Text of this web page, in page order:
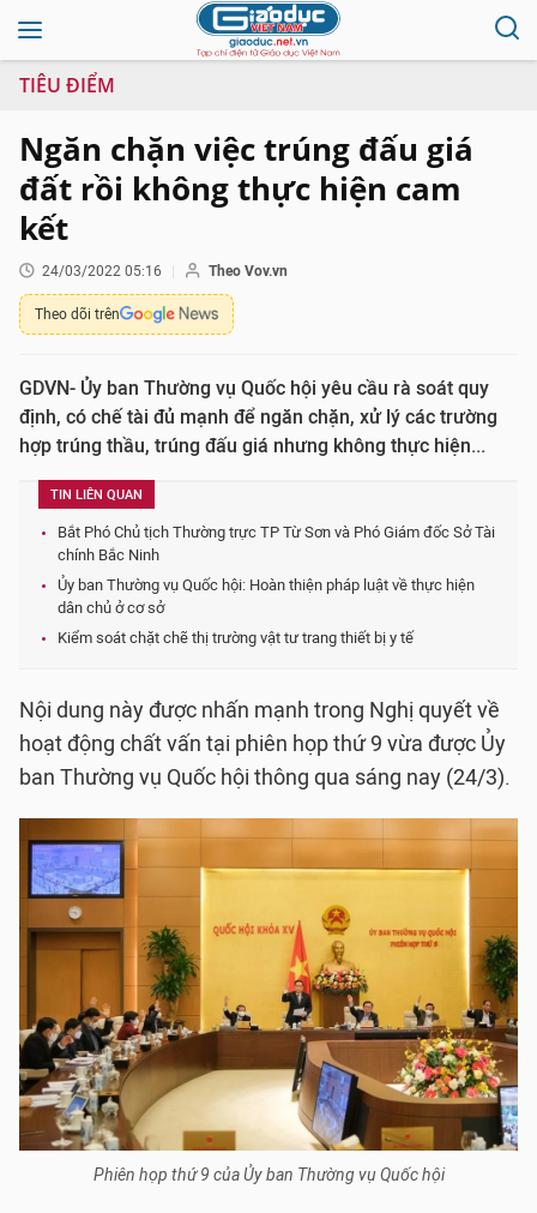
TIÊU ĐIỂM
Ngăn chặn việc trúng đấu giá
đất rồi không thực hiện cam
kết
24/03/2022 05:16 Theo Vov.vn
Theo dõi trên
GDVN- Ủy ban Thường vụ Quốc hội yêu cầu rà soát quy
định, có chế tài đủ mạnh để ngăn chặn, xử lý các trường
hợp trúng thầu, trúng đấu giá nhưng không thực hiện...
TIN LIÊN QUAN
Bắt Phó Chủ tịch Thường trực TP Từ Sơn và Phó Giám đốc Sở Tài
chính Bắc Ninh
Ủy ban Thường vụ Quốc hội: Hoàn thiện pháp luật về thực hiện
dân chủ ở cơ sở
Kiểm soát chặt chẽ thị trường vật tư trang thiết bị y tế
Nội dung này được nhấn mạnh trong Nghị quyết về
hoạt động chất vấn tại phiên họp thứ 9 vừa được Ủy
ban Thường vụ Quốc hội thông qua sáng nay (24/3).
Phiên họp thứ 9 của Ủy ban Thường vụ Quốc hội